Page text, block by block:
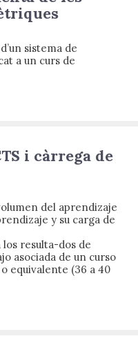
sistema de
a un curs de
i càrrega de
del aprendizaje
y su carga de
los resulta-dos de
asociada de un curso
equivalente (36 a 40